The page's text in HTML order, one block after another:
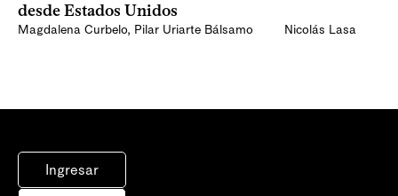
desde Estados Unidos
Magdalena Curbelo, Pilar Uriarte Bálsamo Nicolás Lasa
Ingresar